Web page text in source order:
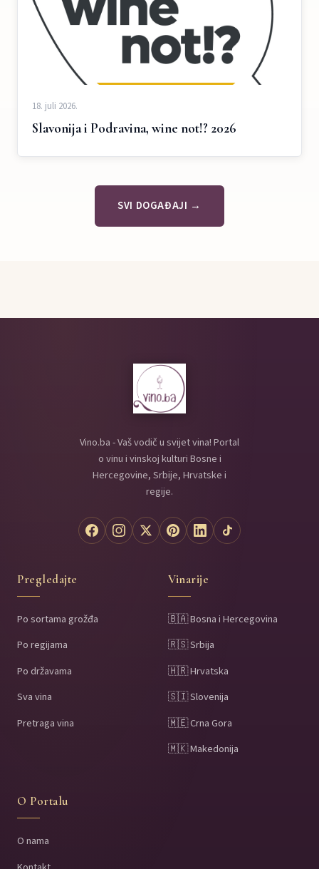
18. juli 2026.
Slavonija i Podravina, wine not!? 2026
SVI DOGAĐAJI →
Vino.ba - Vaš vodič u svijet vina! Portal
o vinu i vinskoj kulturi Bosne i
Hercegovine, Srbije, Hrvatske i
regije.
Pregledajte
Po sortama grožđa
Po regijama
Po državama
Sva vina
Pretraga vina
Vinarije
🇧🇦 Bosna i Hercegovina
🇷🇸 Srbija
🇭🇷 Hrvatska
🇸🇮 Slovenija
🇲🇪 Crna Gora
🇲🇰 Makedonija
O Portalu
O nama